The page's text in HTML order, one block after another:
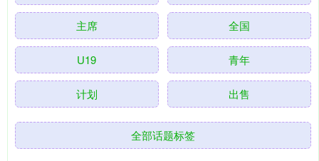
主席 全国
U19 青年
计划 出售
全部话题标签